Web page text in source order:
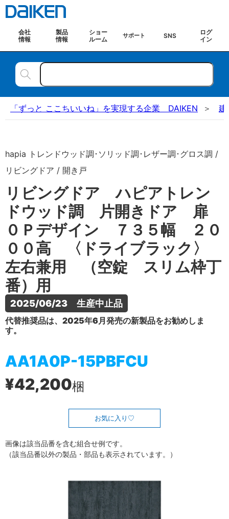
会社
情報
製品
情報
ショー
ルーム
サポート SNS
ログ
イン
「ずっと ここちいいね」を実現する企業 DAIKEN 建
hapia トレンドウッド調･ソリッド調･レザー調･グロス調 /
リビングドア / 開き戸
リビングドア ハピアトレン
ドウッド調 片開きドア 扉
０Ｐデザイン ７３５幅 ２０
００高 〈ドライブラック〉
左右兼用 （空錠 スリム枠丁
番）用
2025/06/23　生産中止品
代替推奨品は、2025年6月発売の新製品をお勧めしま
す。
AA1A0P-15PBFCU
¥42,200梱
お気に入り
画像は該当品番を含む組合せ例です。
（該当品番以外の製品・部品も表示されています。）